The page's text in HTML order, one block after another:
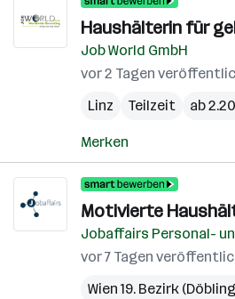
Haushälterin für
Job World GmbH
vor 2 Tagen
Linz
Teilzeit ab
Merken
Motivierte
Jobaffairs Personal-
vor 7 Tagen
Wien 19. Bezirk